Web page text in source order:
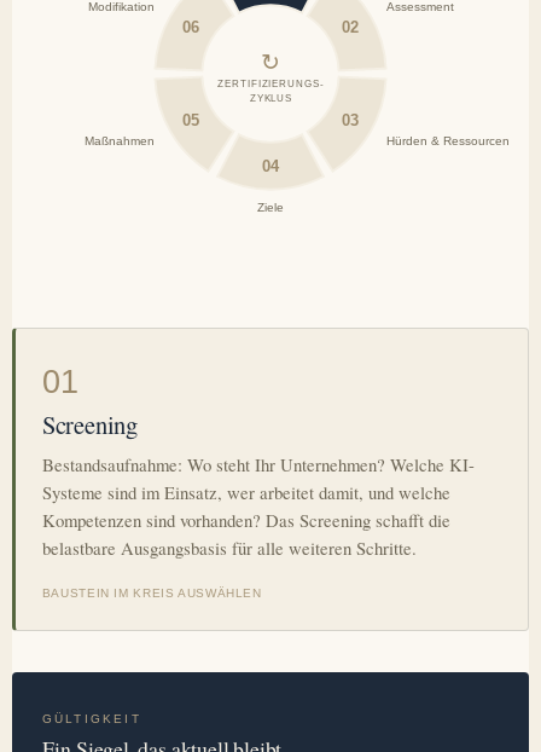
02
Assessment
03
Hürden & Ressourcen
04
Ziele
05
Maßnahmen
06
Modifikation
↻
ZERTIFIZIERUNGS-
ZYKLUS
01
Screening
Bestandsaufnahme: Wo steht Ihr Unternehmen? Welche KI-
Systeme sind im Einsatz, wer arbeitet damit, und welche
Kompetenzen sind vorhanden? Das Screening schafft die
belastbare Ausgangsbasis für alle weiteren Schritte.
BAUSTEIN IM KREIS AUSWÄHLEN
GÜLTIGKEIT